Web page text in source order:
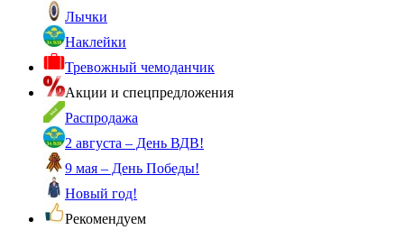
Лычки
Наклейки
Тревожный чемоданчик
Акции и спецпредложения
Распродажа
2 августа – День ВДВ!
9 мая – День Победы!
Новый год!
Рекомендуем